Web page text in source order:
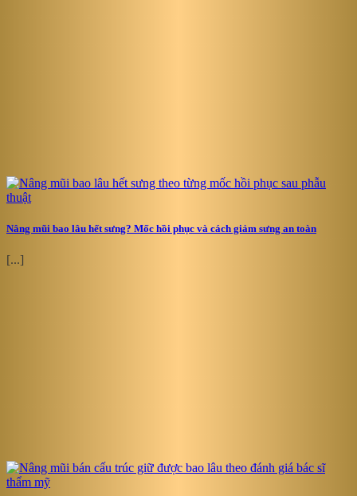
Nâng mũi bao lâu hết sưng? Mốc hồi phục và cách giảm sưng an toàn
[...]